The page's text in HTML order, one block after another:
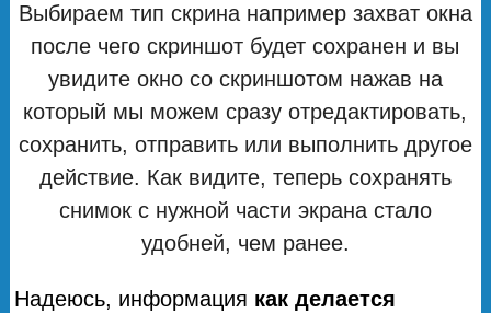
Выбираем тип скрина например захват окна
после чего скриншот будет сохранен и вы
увидите окно со скриншотом нажав на
который мы можем сразу отредактировать,
сохранить, отправить или выполнить другое
действие. Как видите, теперь сохранять
снимок с нужной части экрана стало
удобней, чем ранее.
Надеюсь, информация как делается